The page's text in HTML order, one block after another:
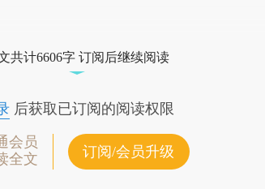
共计6606字 订阅后继续阅读
后获取已订阅的阅读权限
会员
全文
订阅/会员升级